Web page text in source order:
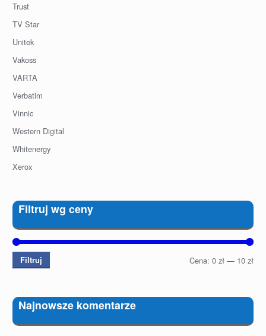
Trust
TV Star
Unitek
Vakoss
VARTA
Verbatim
Vinnic
Western Digital
Whitenergy
Xerox
Filtruj wg ceny
Filtruj Cena:0 zł — 10 zł
Najnowsze komentarze